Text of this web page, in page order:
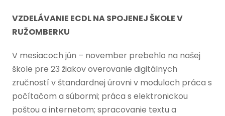
VZDELÁVANIE ECDLNA SPOJENEJ ŠKOLE V
RUŽOMBERKU
V mesiacoch jún – november prebehlo na našej
škole pre 23 žiakov overovanie digitálnych
zručností v štandardnej úrovni v moduloch práca s
počítačom a súbormi; práca s elektronickou
poštou a internetom; spracovanie textu a